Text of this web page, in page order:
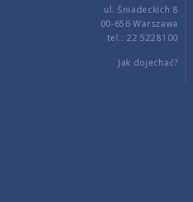
ul. Śniadeckich 8
00-656 Warszawa
tel.: 22 5228100
Jak dojechać?